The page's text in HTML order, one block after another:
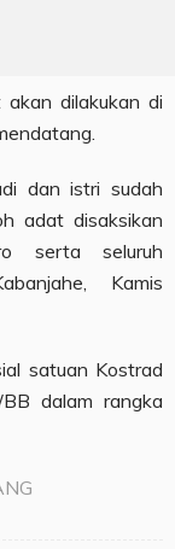
dilakukan di
dan istri sudah
adat disaksikan
serta seluruh
Kamis
satuan Kostrad
dalam rangka